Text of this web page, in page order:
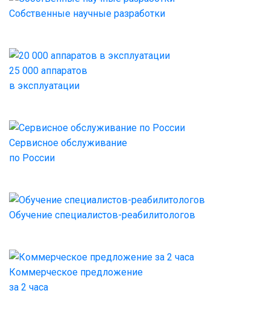
Собственные научные разработки
25 000 аппаратов
в эксплуатации
Сервисное обслуживание
по России
Обучение специалистов-реабилитологов
Коммерческое предложение
за 2 часа